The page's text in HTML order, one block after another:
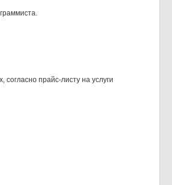
прайс-листу на услуги